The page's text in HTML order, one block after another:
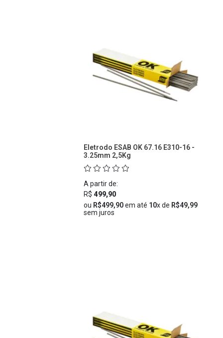
Eletrodo ESAB OK 67.16 E310-16 -
3.25mm 2,5Kg
A partir de:
R$ 499,90
ou R$499,90em até 10x de R$49,99
sem juros